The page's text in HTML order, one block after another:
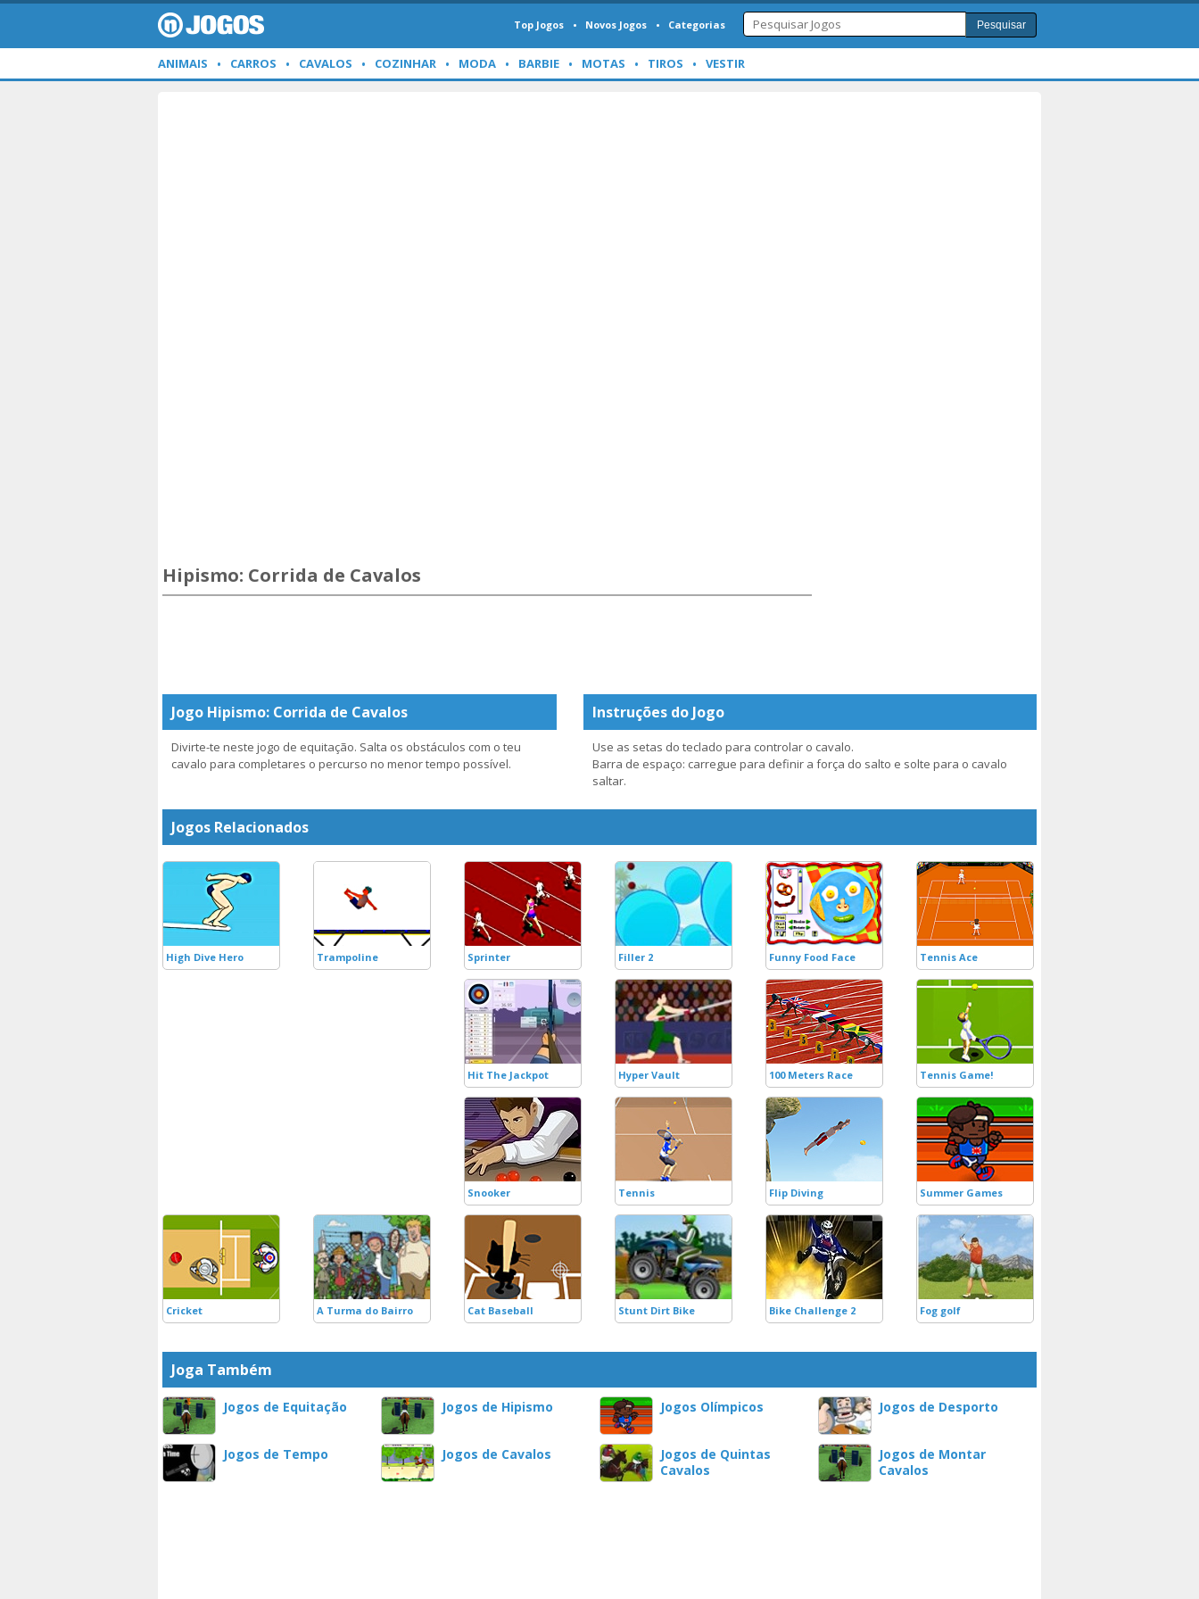
Top Jogos Novos Jogos Categorias Pesquisar
ANIMAIS CARROS CAVALOS COZINHAR MODA BARBIE MOTAS TIROS VESTIR
Hipismo: Corrida de Cavalos
Jogo Hipismo: Corrida de Cavalos
Divirte-te neste jogo de equitação. Salta os obstáculos com o teu
cavalo para completares o percurso no menor tempo possível.
Instruções do Jogo
Use as setas do teclado para controlar o cavalo.
Barra de espaço: carregue para definir a força do salto e solte para o cavalo
saltar.
Jogos Relacionados
High Dive Hero Trampoline Sprinter Filler 2 Funny Food Face Tennis Ace
Hit The Jackpot Hyper Vault 100 Meters Race Tennis Game!
Snooker Tennis Flip Diving Summer Games
Cricket A Turma do Bairro Cat Baseball Stunt Dirt Bike Bike Challenge 2 Fog golf
Joga Também
Jogos de Equitação Jogos de Hipismo Jogos Olímpicos Jogos de Desporto
Jogos de Tempo Jogos de Cavalos
Jogos de Quintas
Cavalos
Jogos de Montar
Cavalos